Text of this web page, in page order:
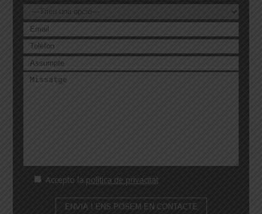
Accepto la política de privacitat